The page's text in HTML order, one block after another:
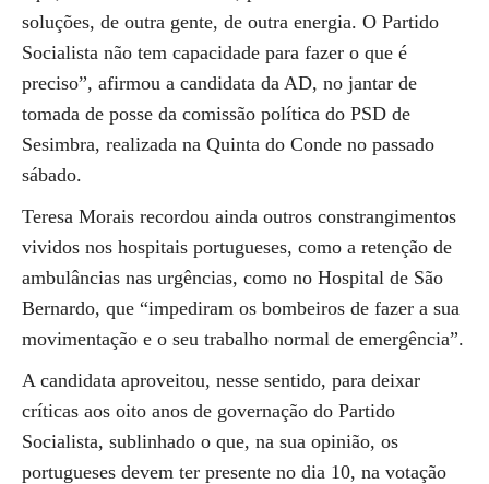
soluções, de outra gente, de outra energia. O Partido
Socialista não tem capacidade para fazer o que é
preciso”, afirmou a candidata da AD, no jantar de
tomada de posse da comissão política do PSD de
Sesimbra, realizada na Quinta do Conde no passado
sábado.
Teresa Morais recordou ainda outros constrangimentos
vividos nos hospitais portugueses, como a retenção de
ambulâncias nas urgências, como no Hospital de São
Bernardo, que “impediram os bombeiros de fazer a sua
movimentação e o seu trabalho normal de emergência”.
A candidata aproveitou, nesse sentido, para deixar
críticas aos oito anos de governação do Partido
Socialista, sublinhado o que, na sua opinião, os
portugueses devem ter presente no dia 10, na votação